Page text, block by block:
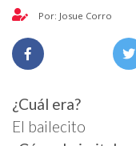
Por: Josue Corro
¿Cuál era?
El bailecito